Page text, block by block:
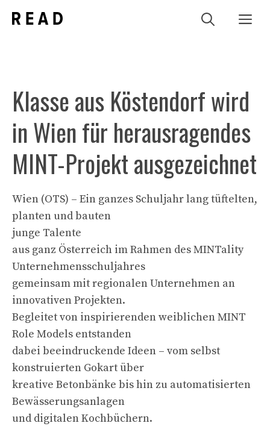
Inhalt
Klasse aus Köstendorf wird
in Wien für herausragendes
MINT-Projekt ausgezeichnet
Wien (OTS) – Ein ganzes Schuljahr lang tüftelten,
planten und bauten
junge Talente
aus ganz Österreich im Rahmen des MINTality
Unternehmensschuljahres
gemeinsam mit regionalen Unternehmen an
innovativen Projekten.
Begleitet von inspirierenden weiblichen MINT
Role Models entstanden
dabei beeindruckende Ideen – vom selbst
konstruierten Gokart über
kreative Betonbänke bis hin zu automatisierten
Bewässerungsanlagen
und digitalen Kochbüchern.